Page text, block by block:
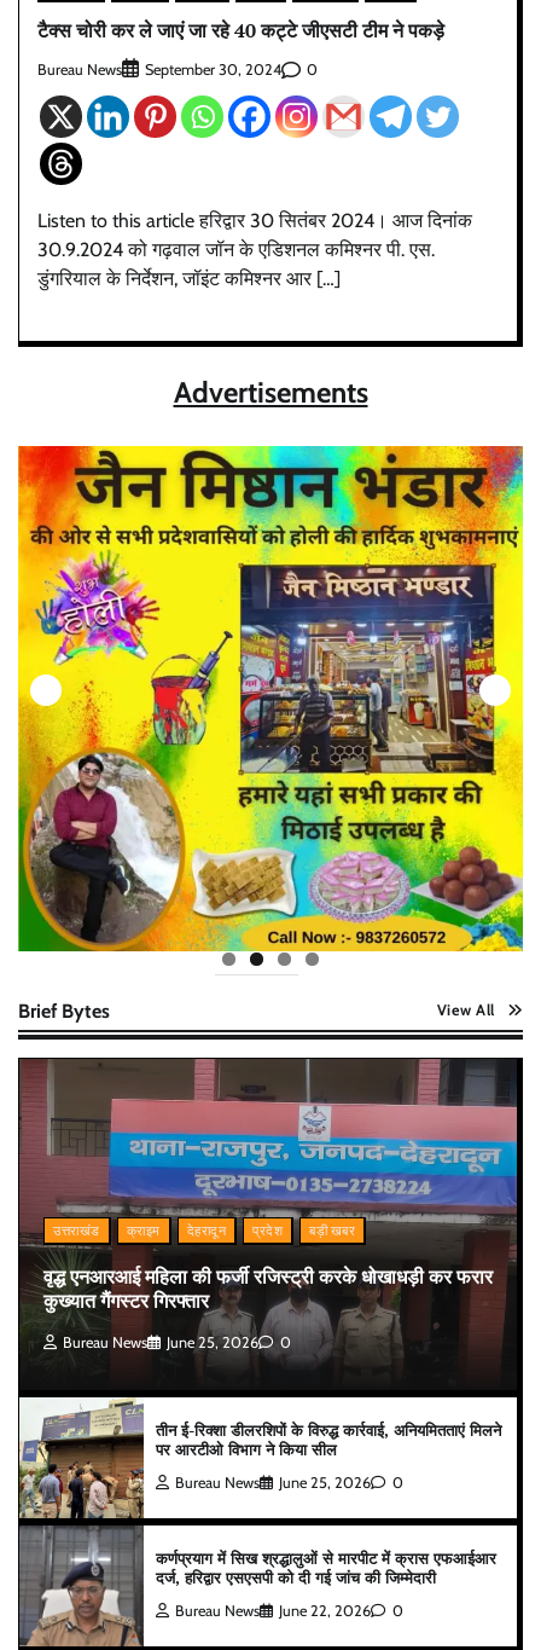
टैक्स चोरी कर ले जाएं जा रहे 40 कट्टे जीएसटी टीम ने पकड़े
Bureau News September 30, 2024 0
Listen to this article हरिद्वार 30 सितंबर 2024। आज दिनांक
30.9.2024 को गढ़वाल जॉन के एडिशनल कमिश्नर पी. एस.
डुंगरियाल के निर्देशन, जॉइंट कमिश्नर आर […]
Advertisements
Brief Bytes View All
उत्तराखंड क्राइम देहरादून प्रदेश बड़ी खबर
वृद्ध एनआरआई महिला की फर्जी रजिस्ट्री करके धोखाधड़ी कर फरार
कुख्यात गैंगस्टर गिरफ्तार
Bureau News June 25, 2026 0
तीन ई-रिक्शा डीलरशिपों के विरुद्ध कार्रवाई, अनियमितताएं मिलने
पर आरटीओ विभाग ने किया सील
Bureau News June 25, 2026 0
कर्णप्रयाग में सिख श्रद्धालुओं से मारपीट में क्रास एफआईआर
दर्ज, हरिद्वार एसएसपी को दी गई जांच की जिम्मेदारी
Bureau News June 22, 2026 0